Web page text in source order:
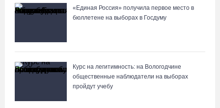
«Единая Россия» получила первое место в
бюллетене на выборах в Госдуму
Курс на легитимность: на Вологодчине
общественные наблюдатели на выборах
пройдут учебу